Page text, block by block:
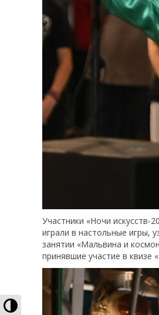
Высокая
Участники «Ночи искусств-
играли в настольные игры,
занятии «Мальвина и
принявшие участие в квизе